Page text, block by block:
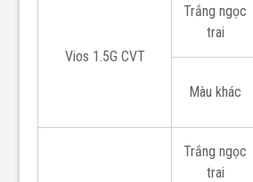
Vios 1.5G CVT
Trắng ngọc
trai
Màu khác
Trắng ngọc
trai